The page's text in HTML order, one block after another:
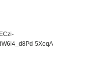
5XoqA